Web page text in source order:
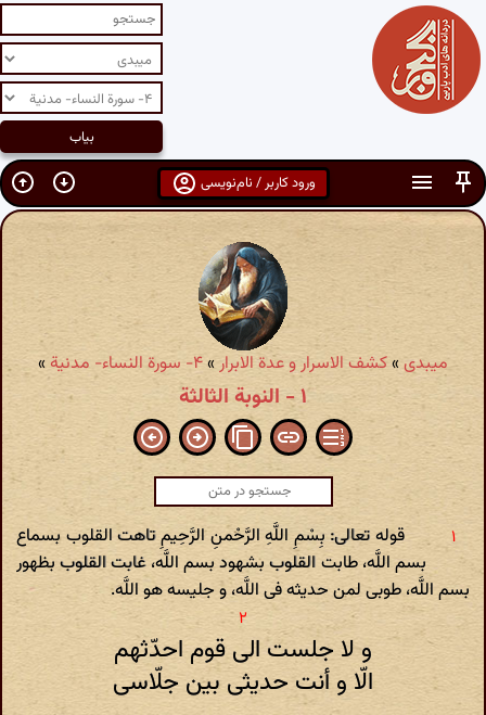
ورود کاربر / نام‌نویسی
میبدی »کشف الاسرار و عدة الابرار»۴- سورة النساء- مدنیة »
۱ - النوبة الثالثة
قوله تعالی: بِسْمِ اللَّهِ الرَّحْمنِ الرَّحِیمِ تاهت القلوب بسماع
بسم اللَّه، طابت القلوب بشهود بسم اللَّه، غابت القلوب بظهور
بسم اللَّه، طوبی لمن حدیثه فی اللَّه، و جلیسه هو اللَّه.
و لا جلست الی قوم احدّثهم
الّا و أنت حدیثی بین جلّاسی‌